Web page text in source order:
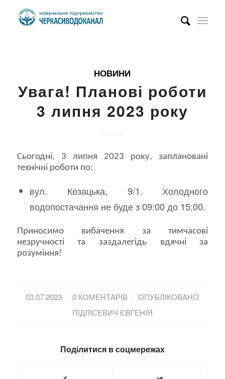
НОВИНИ
Увага! Планові роботи
3 липня 2023 року
Сьогодні, 3 липня 2023 року, заплановані
технічні роботи по:
вул. Козацька, 9/1. Холодного
водопостачання не буде з 09:00 до 15:00.
Приносимо вибачення за тимчасові
незручності та заздалегідь вдячні за
розуміння!
03.07.2023
/ 0 КОМЕНТАРІВ
/
ОПУБЛІКОВАНО
ПІДЛІСЕВИЧ ЄВГЕНІЯ
Поділитися в соцмережах